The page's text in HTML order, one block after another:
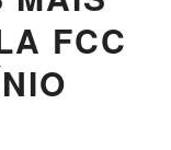
FCC